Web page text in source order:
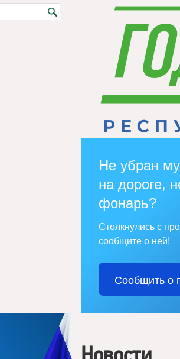
Не убран
на дороге,
фонарь?
Столкнулись с
сообщите о ней!
Сообщить о